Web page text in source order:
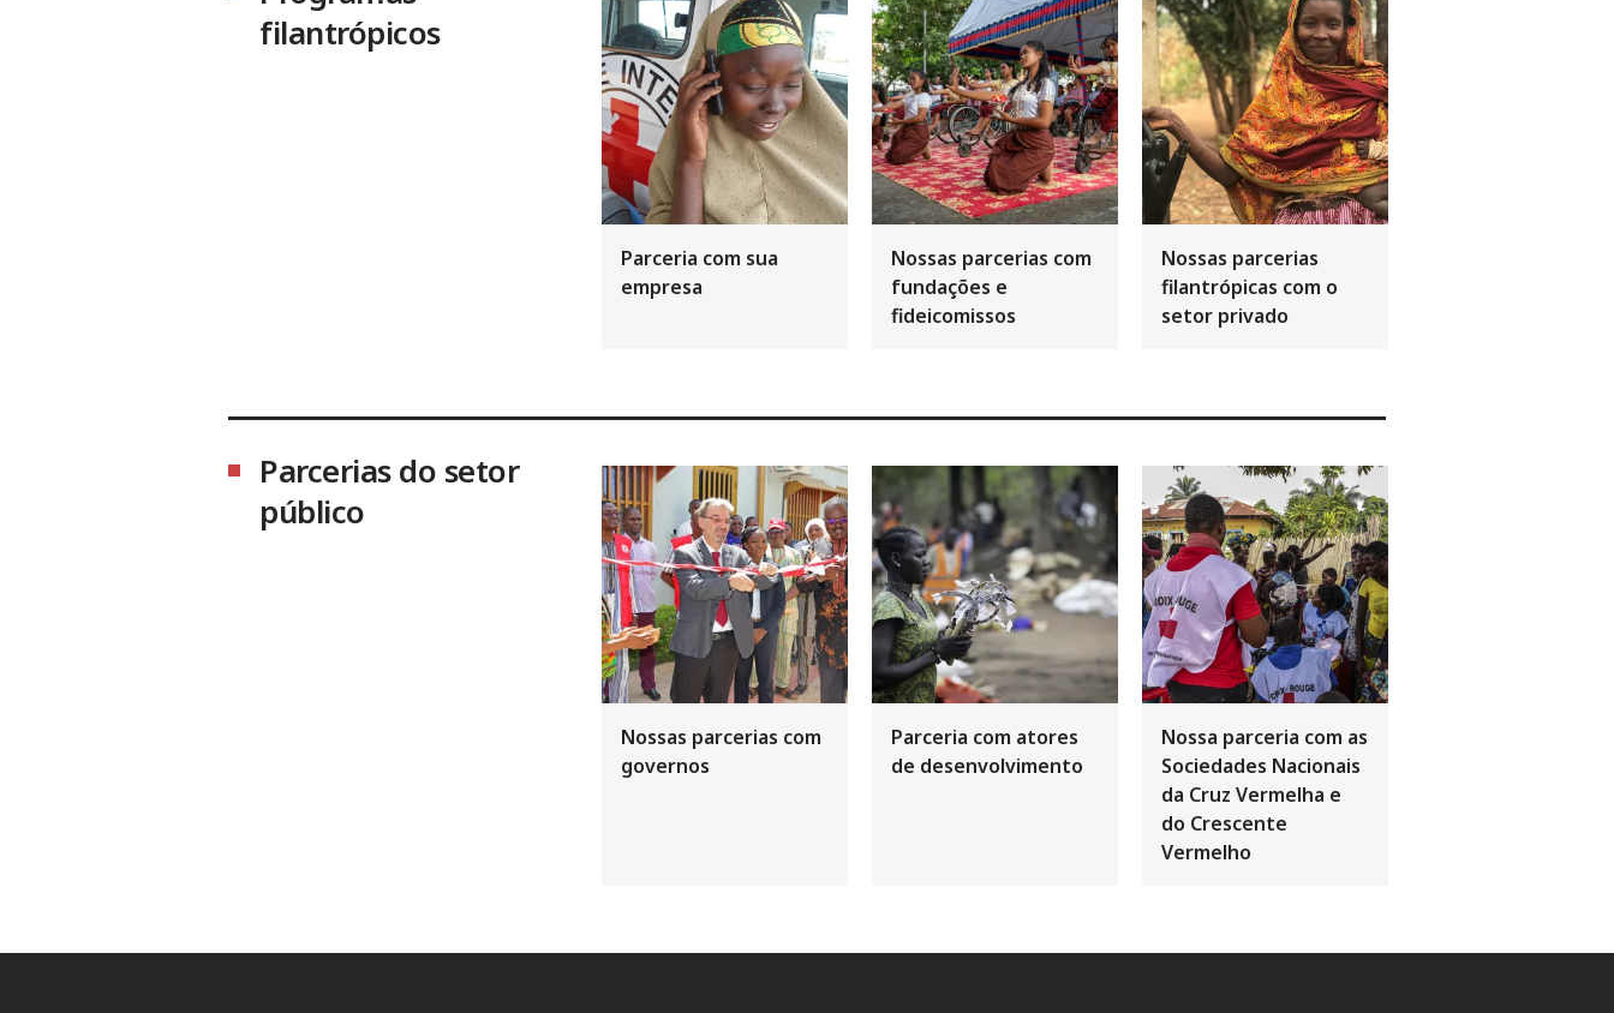
filantrópicos
Parceria com sua
empresa
Nossas parcerias com
fundações e
fideicomissos
Nossas parcerias
filantrópicas com o
setor privado
Parcerias do setor
público
Nossas parcerias com
governos
Parceria com atores
de desenvolvimento
Nossa parceria com as
Sociedades Nacionais
da Cruz Vermelha e
do Crescente
Vermelho